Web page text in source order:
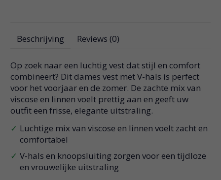
Beschrijving Reviews (0)
Op zoek naar een luchtig vest dat stijl en comfort
combineert? Dit dames vest met V-hals is perfect
voor het voorjaar en de zomer. De zachte mix van
viscose en linnen voelt prettig aan en geeft uw
outfit een frisse, elegante uitstraling.
Luchtige mix van viscose en linnen voelt zacht en
comfortabel
V-hals en knoopsluiting zorgen voor een tijdloze
en vrouwelijke uitstraling